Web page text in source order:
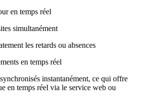
en temps réel
simultanément
les retards ou absences
en temps réel
instantanément, ce qui offre
en temps réel via le service web ou